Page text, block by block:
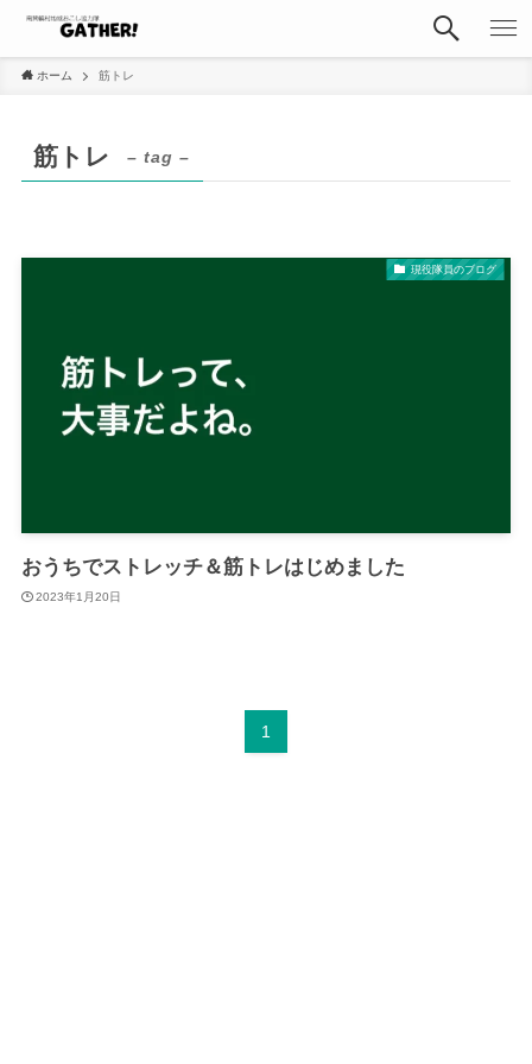
ホーム 筋トレ
筋トレ – tag –
現役隊員のブログ
おうちでストレッチ＆筋トレはじめました
2023年1月20日
1